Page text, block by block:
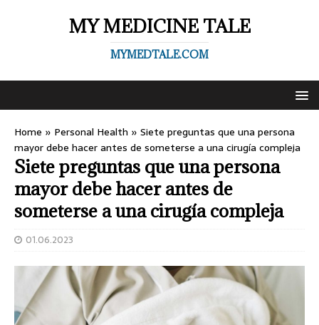
MY MEDICINE TALE
MYMEDTALE.COM
Home » Personal Health » Siete preguntas que una persona
mayor debe hacer antes de someterse a una cirugía compleja
Siete preguntas que una persona
mayor debe hacer antes de
someterse a una cirugía compleja
01.06.2023